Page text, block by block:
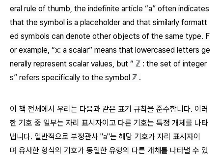
eral rule of thumb, the indefinite article “a” often indicates
that the symbol is a placeholder and that similarly formatt
ed symbols can denote other objects of the same type. F
or example, “x: a scalar” means that lowercased letters ge
nerally represent scalar values, but “ ℤ : the set of integer
s” refers specifically to the symbol ℤ .
이 책 전체에서 우리는 다음과 같은 표기 규칙을 준수합니다. 이러
한 기호 중 일부는 자리 표시자이고 다른 기호는 특정 개체를 나타
냅니다. 일반적으로 부정관사 "a"는 해당 기호가 자리 표시자이
며 유사한 형식의 기호가 동일한 유형의 다른 개체를 나타낼 수 있